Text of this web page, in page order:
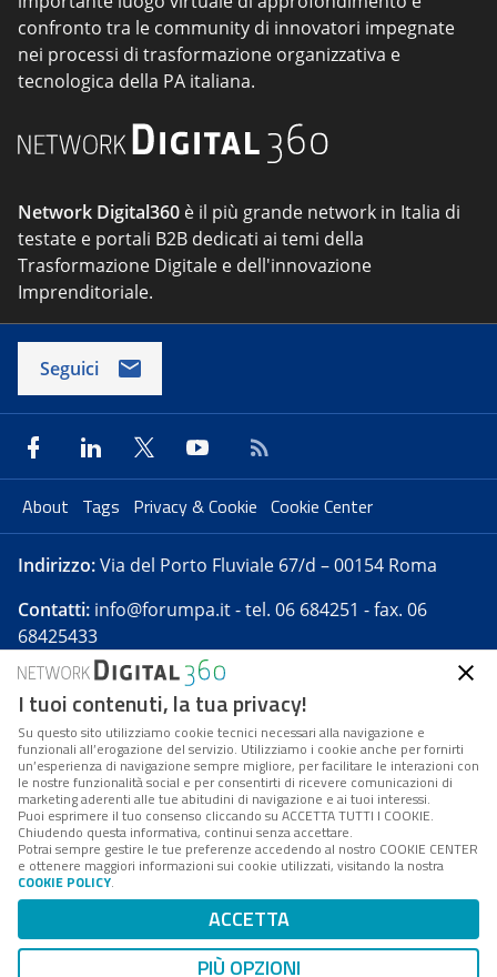
confronto tra le community di innovatori impegnate
nei processi di trasformazione organizzativa e
tecnologica della PA italiana.
Network Digital360 è il più grande network in Italia di
testate e portali B2B dedicati ai temi della
Trasformazione Digitale e dell'innovazione
Imprenditoriale.
Seguici
About Tags Privacy & Cookie Cookie Center
Indirizzo:Via del Porto Fluviale 67/d – 00154 Roma
Contatti: info@forumpa.it- tel. 06 684251 - fax. 06
68425433
Forumpa.itè una pubblicazione telematica iscritta
presso Registro della stampa del Tribunale di Roma -
Reg. n. 182 del 2 maggio 2008 - Direttore resp. Michela
Stentella
FPA s.r.l. è società soggetta a Direzione e
Coordinamento da parte di Digital360 S.p.A. - FPA s.r.l.
è un'azienda certificata per il sistema di management
Codice Fiscale/Partita IVA n. 10693191008 - R.E.A. Roma
n. 1249791. ISP AWS
Mappa del sito
I tuoi contenuti, la tua privacy!
Su questo sito utilizziamo cookie tecnici necessari alla navigazione e
funzionali all’erogazione del servizio. Utilizziamo i cookie anche per fornirti
un’esperienza di navigazione sempre migliore, per facilitare le interazioni con
le nostre funzionalità social e per consentirti di ricevere comunicazioni di
marketing aderenti alle tue abitudini di navigazione e ai tuoi interessi.
Puoi esprimere il tuo consenso cliccando su ACCETTA TUTTI I COOKIE.
Chiudendo questa informativa, continui senza accettare.
Potrai sempre gestire le tue preferenze accedendo al nostro COOKIE CENTER
e ottenere maggiori informazioni sui cookie utilizzati, visitando la nostra
COOKIE POLICY.
ACCETTA
PIÙ OPZIONI